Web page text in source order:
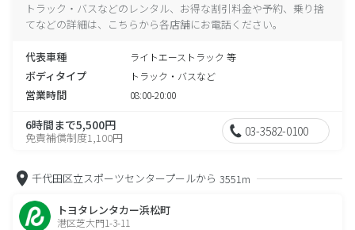
トラック・バスなどのレンタル、お得な割引料金や予約、乗り捨
てなどの詳細は、こちらから各店舗にお電話ください。
代表車種 ライトエーストラック 等
ボディタイプ トラック・バスなど
営業時間 08:00-20:00
6時間まで5,500円
免責補償制度1,100円 03-3582-0100
千代田区立スポーツセンタープールから 3551m
トヨタレンタカー浜松町
港区芝大門1-3-11